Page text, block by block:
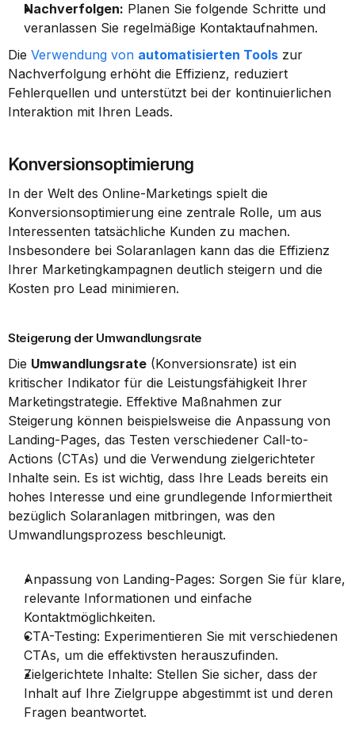
Nachverfolgen: Planen Sie folgende Schritte und
veranlassen Sie regelmäßige Kontaktaufnahmen.
Die Verwendung von automatisierten Tools zur
Nachverfolgung erhöht die Effizienz, reduziert
Fehlerquellen und unterstützt bei der kontinuierlichen
Interaktion mit Ihren Leads.
Konversionsoptimierung
In der Welt des Online-Marketings spielt die
Konversionsoptimierung eine zentrale Rolle, um aus
Interessenten tatsächliche Kunden zu machen.
Insbesondere bei Solaranlagen kann das die Effizienz
Ihrer Marketingkampagnen deutlich steigern und die
Kosten pro Lead minimieren.
Steigerung der Umwandlungsrate
Die Umwandlungsrate (Konversionsrate) ist ein
kritischer Indikator für die Leistungsfähigkeit Ihrer
Marketingstrategie. Effektive Maßnahmen zur
Steigerung können beispielsweise die Anpassung von
Landing-Pages, das Testen verschiedener Call-to-
Actions (CTAs) und die Verwendung zielgerichteter
Inhalte sein. Es ist wichtig, dass Ihre Leads bereits ein
hohes Interesse und eine grundlegende Informiertheit
bezüglich Solaranlagen mitbringen, was den
Umwandlungsprozess beschleunigt.
Anpassung von Landing-Pages: Sorgen Sie für klare,
relevante Informationen und einfache
Kontaktmöglichkeiten.
CTA-Testing: Experimentieren Sie mit verschiedenen
CTAs, um die effektivsten herauszufinden.
Zielgerichtete Inhalte: Stellen Sie sicher, dass der
Inhalt auf Ihre Zielgruppe abgestimmt ist und deren
Fragen beantwortet.